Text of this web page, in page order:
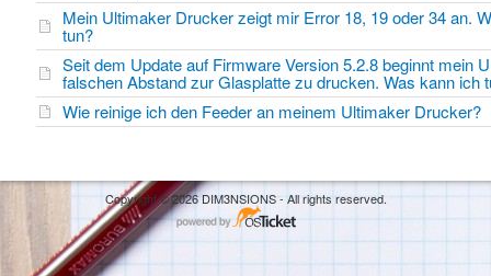
Mein Ultimaker Drucker zeigt mir Error 18, 19 oder 34 an.
tun?
Seit dem Update auf Firmware Version 5.2.8 beginnt mein
falschen Abstand zur Glasplatte zu drucken. Was kann ich
Wie reinige ich den Feeder an meinem Ultimaker Drucker?
Copyright © 2026 DIM3NSIONS - All rights reserved.